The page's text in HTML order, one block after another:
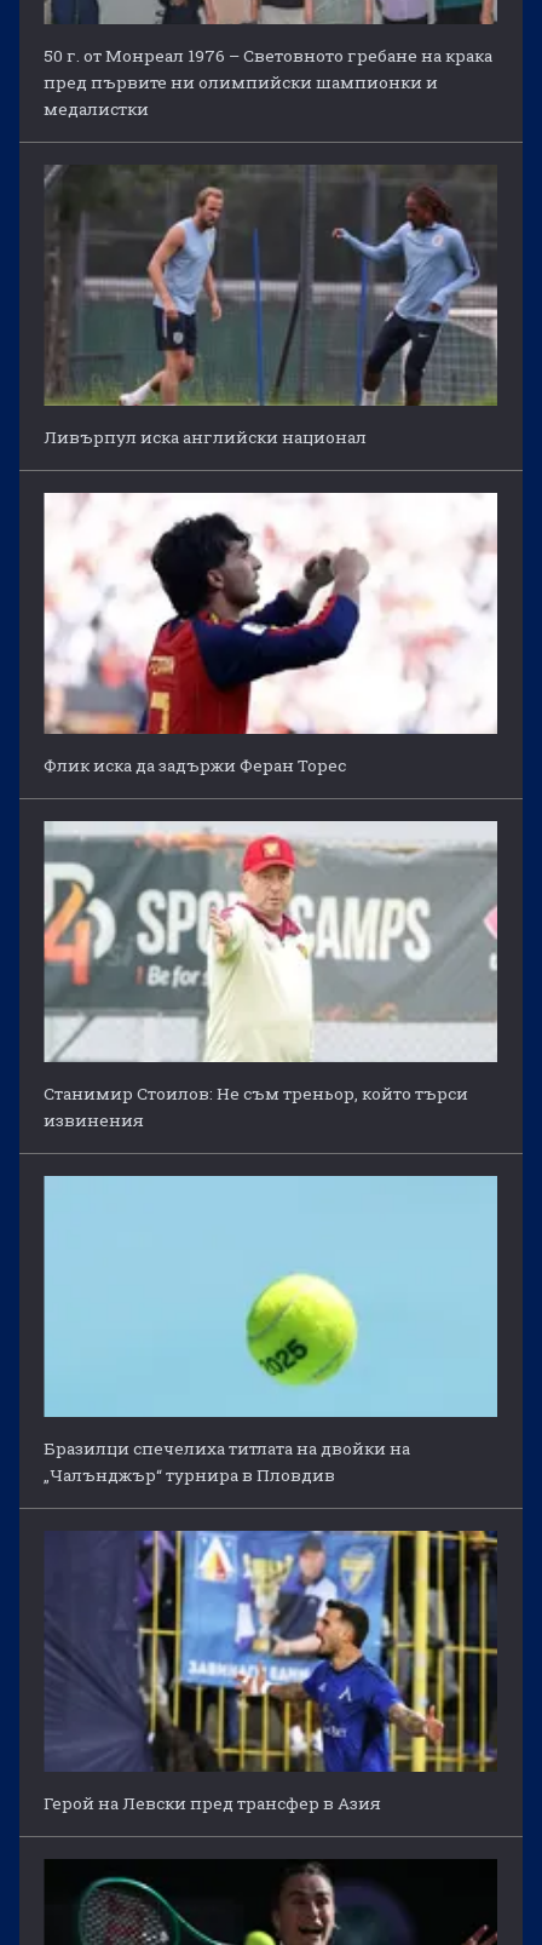
50 г. от Монреал 1976 – Световното гребане на крака
пред първите ни олимпийски шампионки и
медалистки
Ливърпул иска английски национал
Флик иска да задържи Феран Торес
Станимир Стоилов: Не съм треньор, който търси
извинения
Бразилци спечелиха титлата на двойки на
„Чалънджър“ турнира в Пловдив
Герой на Левски пред трансфер в Азия